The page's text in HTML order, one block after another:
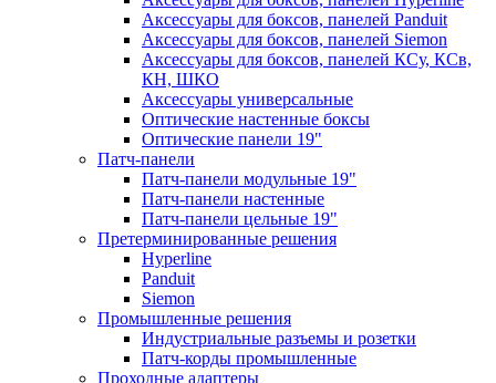
Аксессуары для боксов, панелей Panduit
Аксессуары для боксов, панелей Siemon
Аксессуары для боксов, панелей КСу, КСв,
КН, ШКО
Аксессуары универсальные
Оптические настенные боксы
Оптические панели 19"
Патч-панели
Патч-панели модульные 19"
Патч-панели настенные
Патч-панели цельные 19"
Претерминированные решения
Hyperline
Panduit
Siemon
Промышленные решения
Индустриальные разъемы и розетки
Патч-корды промышленные
Проходные адаптеры